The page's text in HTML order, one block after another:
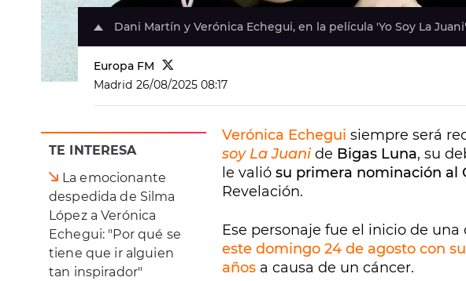
Dani Martín y Verónica Echegui, en la película 'Yo Soy La
Europa FM
Madrid 26/08/2025 08:17
TE INTERESA
La emocionante
despedida de Silma
López a Verónica
Echegui: "Por qué se
tiene que ir alguien
tan inspirador"
Verónica Echegui siempre será
soy La Juani de Bigas Luna, su
le valió su primera nominación al
Revelación.
Ese personaje fue el inicio de
este domingo 24 de agosto con
años a causa de un cáncer.